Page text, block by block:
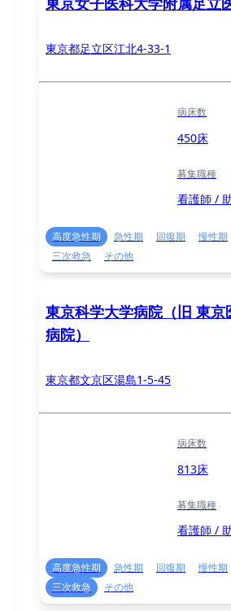
東京都足立区江北4-33-1
病床数
450床
募集職種
看護師 /
高度急性期 急性期 回復期 慢性期
三次救急
その他
東京科学大学病院（旧 東京
病院）
東京都文京区湯島1-5-45
病床数
813床
募集職種
看護師 /
高度急性期 急性期 回復期 慢性期
三次救急
その他